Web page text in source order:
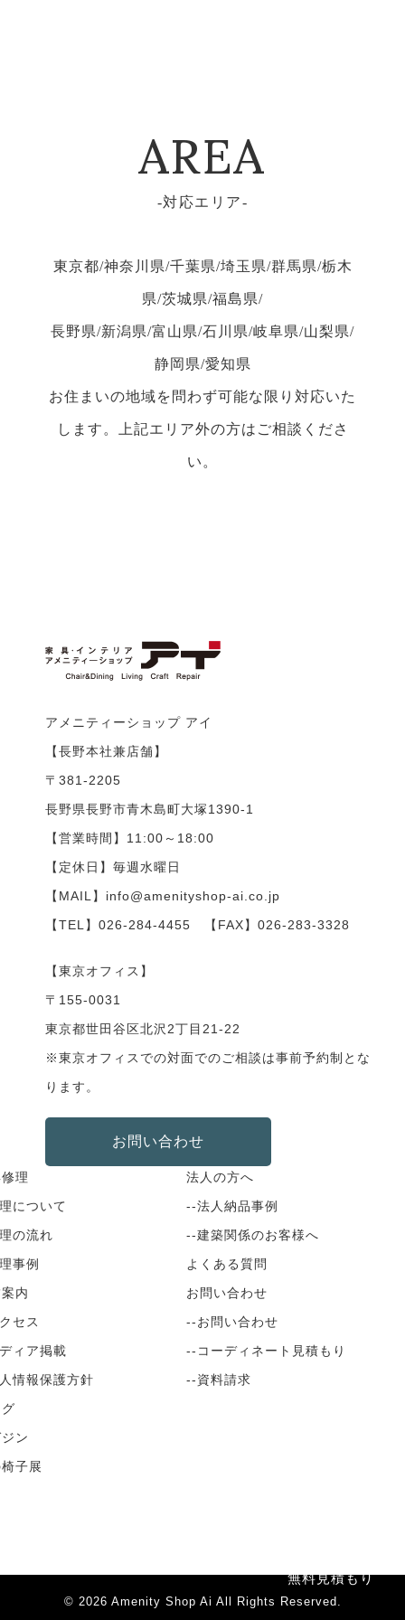
AREA
対応エリア
東京都/神奈川県/千葉県/埼玉県/群馬県/栃木
県/茨城県/福島県/
長野県/新潟県/富山県/石川県/岐阜県/山梨県/
静岡県/愛知県
お住まいの地域を問わず可能な限り対応いた
します。上記エリア外の方はご相談くださ
い。
アメニティーショップ アイ
【長野本社兼店舗】
〒381-2205
長野県長野市青木島町大塚1390-1
【営業時間】11:00～18:00
【定休日】毎週水曜日
【MAIL】info@amenityshop-ai.co.jp
【TEL】 026-284-4455 【FAX】026-283-3328
【東京オフィス】
〒155-0031
東京都世田谷区北沢2丁目21-22
※東京オフィスでの対面でのご相談は事前予約制とな
ります。
お問い合わせ
理
について
の流れ
事例
内
セス
ィア掲載
情報保護方針
ン
子展
法人の方へ
--法人納品事例
--建築関係のお客様へ
よくある質問
お問い合わせ
--お問い合わせ
--コーディネート見積もり
--資料請求
無料見積もり
© 2026 Amenity Shop Ai All Rights Reserved.